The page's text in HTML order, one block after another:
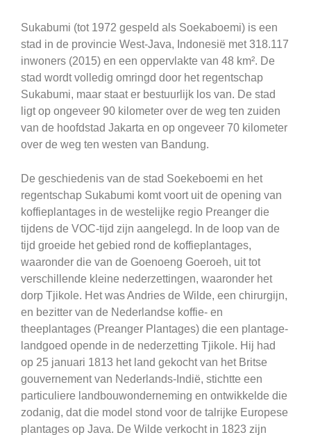
Sukabumi (tot 1972 gespeld als Soekaboemi) is een
stad in de provincie West-Java, Indonesië met 318.117
inwoners (2015) en een oppervlakte van 48 km². De
stad wordt volledig omringd door het regentschap
Sukabumi, maar staat er bestuurlijk los van. De stad
ligt op ongeveer 90 kilometer over de weg ten zuiden
van de hoofdstad Jakarta en op ongeveer 70 kilometer
over de weg ten westen van Bandung.
De geschiedenis van de stad Soekeboemi en het
regentschap Sukabumi komt voort uit de opening van
koffieplantages in de westelijke regio Preanger die
tijdens de VOC-tijd zijn aangelegd. In de loop van de
tijd groeide het gebied rond de koffieplantages,
waaronder die van de Goenoeng Goeroeh, uit tot
verschillende kleine nederzettingen, waaronder het
dorp Tjikole. Het was Andries de Wilde, een chirurgijn,
en bezitter van de Nederlandse koffie- en
theeplantages (Preanger Plantages) die een plantage-
landgoed opende in de nederzetting Tjikole. Hij had
op 25 januari 1813 het land gekocht van het Britse
gouvernement van Nederlands-Indië, stichtte een
particuliere landbouwonderneming en ontwikkelde die
zodanig, dat die model stond voor de talrijke Europese
plantages op Java. De Wilde verkocht in 1823 zijn